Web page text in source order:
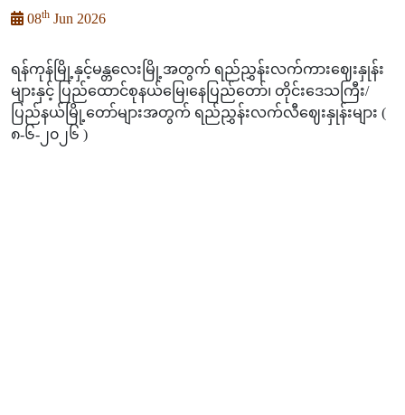
08th Jun 2026
ရန်ကုန်မြို့နှင့်မန္တလေးမြို့အတွက် ရည်ညွှန်းလက်ကားဈေးနှုန်း
များနှင့် ပြည်ထောင်စုနယ်မြေ၊နေပြည်တော်၊ တိုင်းဒေသကြီး/
ပြည်နယ်မြို့တော်များအတွက် ရည်ညွှန်းလက်လီဈေးနှုန်းများ (
၈-၆-၂၀၂၆ )